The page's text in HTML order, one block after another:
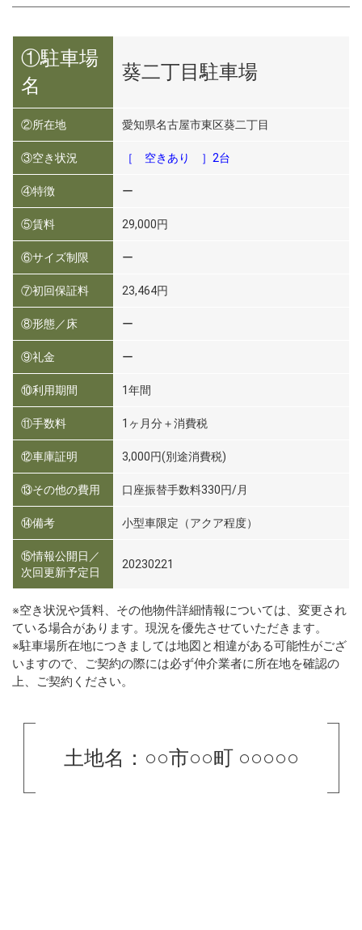
①駐車場
名
葵二丁目駐車場
②所在地 愛知県名古屋市東区葵二丁目
③空き状況 ［ 空きあり ］2台
④特徴 ー
⑤賃料 29,000円
⑥サイズ制限 ー
⑦初回保証料 23,464円
⑧形態／床 ー
⑨礼金 ー
⑩利用期間 1年間
⑪手数料 1ヶ月分＋消費税
⑫車庫証明 3,000円(別途消費税)
⑬その他の費用 口座振替手数料330円/月
⑭備考 小型車限定（アクア程度）
⑮情報公開日／
次回更新予定日
20230221
※空き状況や賃料、その他物件詳細情報については、変更され
ている場合があります。現況を優先させていただきます。
※駐車場所在地につきましては地図と相違がある可能性がござ
いますので、ご契約の際には必ず仲介業者に所在地を確認の
上、ご契約ください。
土地名：○○市○○町 ○○○○○